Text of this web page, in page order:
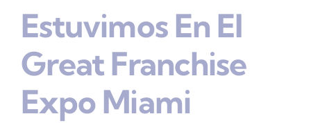
Estuvimos En El
Great Franchise
Expo Miami